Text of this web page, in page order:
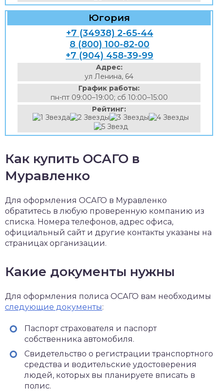
Югория
+7 (34938) 2-65-44
8 (800) 100-82-00
+7 (904) 458-39-99
Адрес:
ул Ленина, 64
График работы:
пн-пт 09:00–19:00; сб 10:00–15:00
Рейтинг:
Как купить ОСАГО в
Муравленко
Для оформления ОСАГО в Муравленко
обратитесь в любую проверенную компанию из
списка. Номера телефонов, адрес офиса,
официальный сайт и другие контакты указаны на
страницах организации.
Какие документы нужны
Для оформления полиса ОСАГО вам необходимы
следующие документы:
Паспорт страхователя и паспорт
собственника автомобиля.
Свидетельство о регистрации транспортного
средства и водительские удостоверения
людей, которых вы планируете вписать в
полис.